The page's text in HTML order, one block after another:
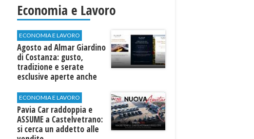
"Voci dal
Mediterraneo"
Economia e Lavoro
ECONOMIA E LAVORO
Agosto ad Almar Giardino
di Costanza: gusto,
tradizione e serate
esclusive aperte anche
ECONOMIA E LAVORO
Pavia Car raddoppia e
ASSUME a Castelvetrano:
si cerca un addetto alle